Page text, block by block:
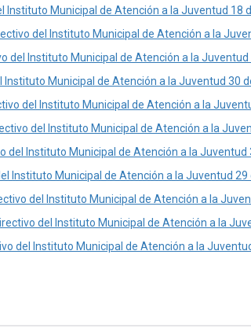
Instituto Municipal de Atención a la Juventud 18
del Instituto Municipal de Atención a la
del Instituto Municipal de Atención a la
Instituto Municipal de Atención a la Juventud 30
del Instituto Municipal de Atención a la
del Instituto Municipal de Atención a la
del Instituto Municipal de Atención a la Juventud
Instituto Municipal de Atención a la Juventud 29
del Instituto Municipal de Atención a la
del Instituto Municipal de Atención a la
del Instituto Municipal de Atención a la